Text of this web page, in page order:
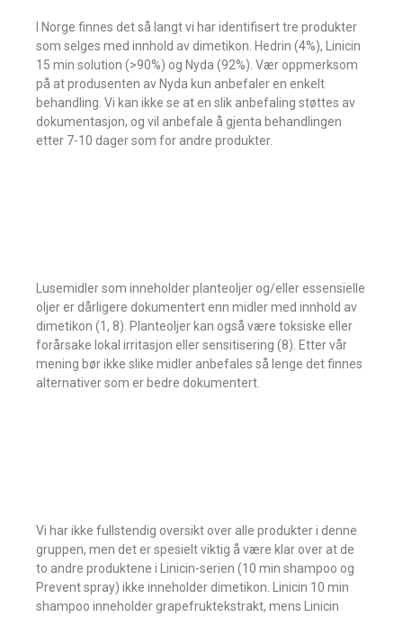
I Norge finnes det så langt vi har identifisert tre produkter
som selges med innhold av dimetikon. Hedrin (4%), Linicin
15 min solution (>90%) og Nyda (92%). Vær oppmerksom
på at produsenten av Nyda kun anbefaler en enkelt
behandling. Vi kan ikke se at en slik anbefaling støttes av
dokumentasjon, og vil anbefale å gjenta behandlingen
etter 7-10 dager som for andre produkter.
Lusemidler som inneholder planteoljer og/eller essensielle
oljer er dårligere dokumentert enn midler med innhold av
dimetikon (1, 8). Planteoljer kan også være toksiske eller
forårsake lokal irritasjon eller sensitisering (8). Etter vår
mening bør ikke slike midler anbefales så lenge det finnes
alternativer som er bedre dokumentert.
Vi har ikke fullstendig oversikt over alle produkter i denne
gruppen, men det er spesielt viktig å være klar over at de
to andre produktene i Linicin-serien (10 min shampoo og
Prevent spray) ikke inneholder dimetikon. Linicin 10 min
shampoo inneholder grapefruktekstrakt, mens Linicin